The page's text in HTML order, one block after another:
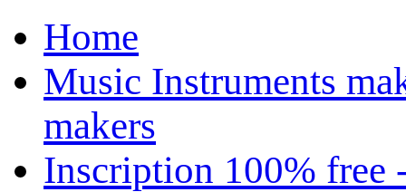
Home
Music Instruments
makers
Inscription 100% free